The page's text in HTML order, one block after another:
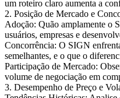
um roteiro claro aumenta a
2. Posição de Mercado e
Adoção: Quão amplamente o
usuários, empresas e
Concorrência: O SIGN
semelhantes, e o que o
Participação de Mercado:
volume de negociação em
3. Desempenho de Preço e